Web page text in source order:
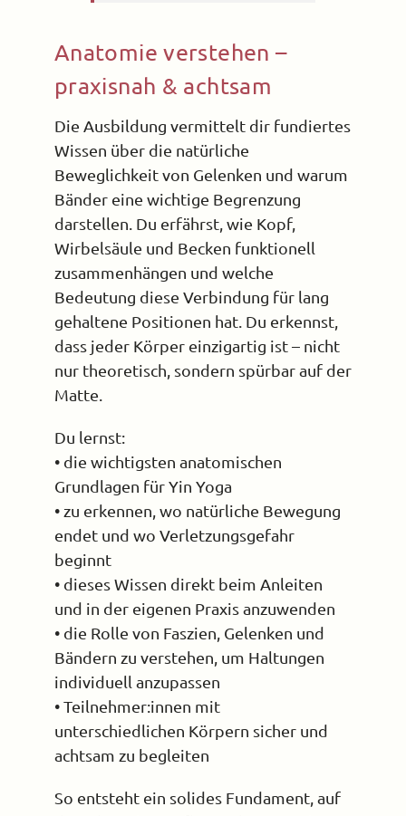
Anatomie verstehen –
praxisnah & achtsam
Die Ausbildung vermittelt dir fundiertes
Wissen über die natürliche
Beweglichkeit von Gelenken und warum
Bänder eine wichtige Begrenzung
darstellen. Du erfährst, wie Kopf,
Wirbelsäule und Becken funktionell
zusammenhängen und welche
Bedeutung diese Verbindung für lang
gehaltene Positionen hat. Du erkennst,
dass jeder Körper einzigartig ist – nicht
nur theoretisch, sondern spürbar auf der
Matte.
Du lernst:
• die wichtigsten anatomischen
Grundlagen für Yin Yoga
• zu erkennen, wo natürliche Bewegung
endet und wo Verletzungsgefahr
beginnt
• dieses Wissen direkt beim Anleiten
und in der eigenen Praxis anzuwenden
• die Rolle von Faszien, Gelenken und
Bändern zu verstehen, um Haltungen
individuell anzupassen
• Teilnehmer:innen mit
unterschiedlichen Körpern sicher und
achtsam zu begleiten
So entsteht ein solides Fundament, auf